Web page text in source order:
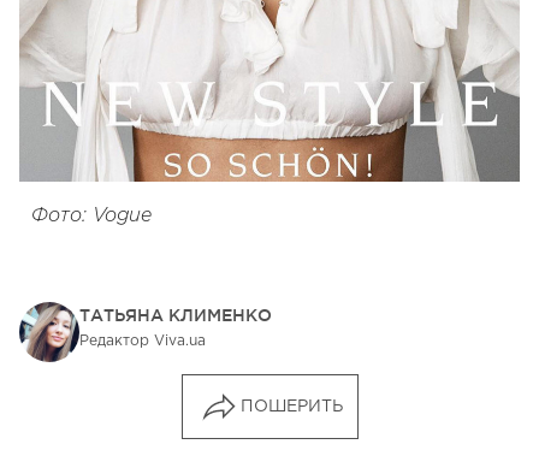
Фото: Vogue
ТАТЬЯНА КЛИМЕНКО
Редактор Viva.ua
ПОШЕРИТЬ